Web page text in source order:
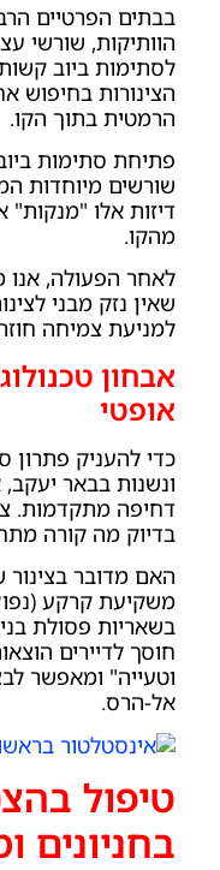
בבתים הפרטיים
הוותיקות, שורשי
לסתימות ביוב
הצינורות בחיפוש
הרמטית בתוך הקו.
פתיחת סתימות
שורשים מיוחדות
דיזות אלו
מהקו.
לאחר הפעולה, אנו
שאין נזק מבני
למניעת צמיחה
אבחון
אופטי
כדי להעניק פתרון
ונשנות בבאר
דחיפה מתקדמות.
בדיוק מה קורה
האם מדובר בצינור
משקיעת קרקע
בשאריות פסולת
חוסך לדיירים
וטעייה" ומאפשר
אל-הרס.
טיפול
בחניונים